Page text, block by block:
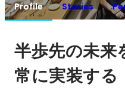
Profile Stories
半歩先の未来
常に実装する